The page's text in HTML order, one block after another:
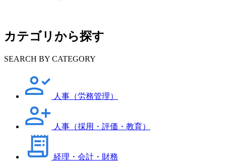
カテゴリから探す
SEARCH BY CATEGORY
人事（労務管理）
人事（採用・評価・教育）
経理・会計・財務